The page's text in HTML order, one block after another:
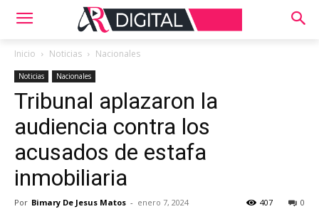
Inicio Noticias Nacionales
Noticias Nacionales
Tribunal aplazaron la
audiencia contra los
acusados de estafa
inmobiliaria
Por Bimary De Jesus Matos - enero 7, 2024 0
407